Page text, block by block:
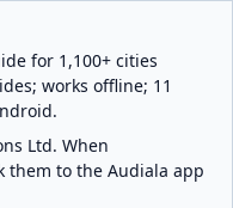
for 1,100+ cities
works offline; 11
Ltd. When
them to the Audiala app